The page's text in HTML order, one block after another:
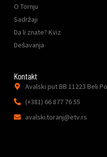
O Tornju
Sadržaji
Da li znate? Kviz
Dešavanja
Kontakt
Avalski put BB 11223 Beli
(+381) 66 877 76 55
avalski.toranj@etv.rs